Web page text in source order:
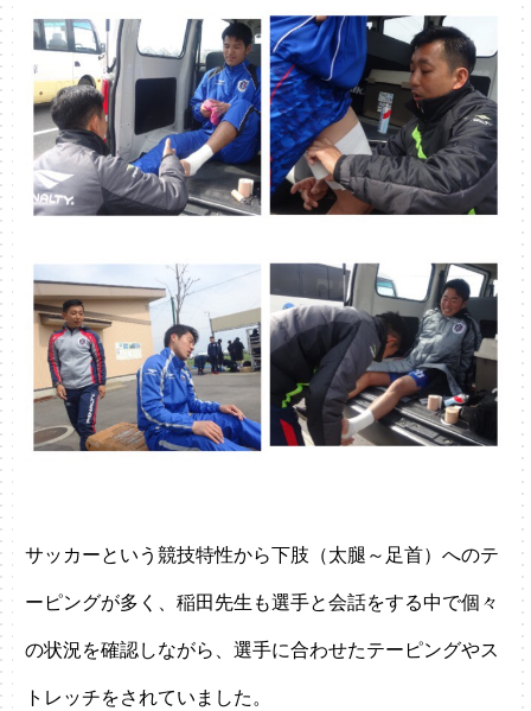
サッカーという競技特性から下肢（太腿～足首）へのテ
ーピングが多く、稲田先生も選手と会話をする中で個々
の状況を確認しながら、選手に合わせたテーピングやス
トレッチをされていました。